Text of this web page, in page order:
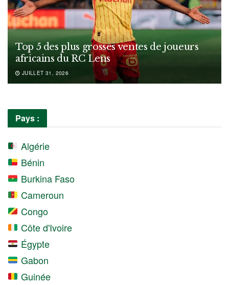
Top 5 des plus grosses ventes de joueurs
africains du RC Lens
JUILLET 31, 2026
Pays :
Algérie
Bénin
Burkina Faso
Cameroun
Congo
Côte d'Ivoire
Égypte
Gabon
Guinée